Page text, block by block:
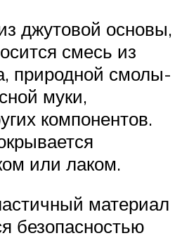
джутовой основы,
смесь из
природной смолы-
муки,
компонентов.
или лаком.
материал
безопасностью